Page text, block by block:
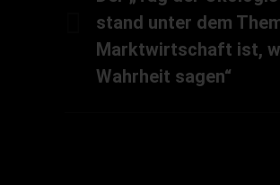
Vorheriger
Beitrag:
stand unter dem
Marktwirtschaft ist,
Wahrheit sagen“